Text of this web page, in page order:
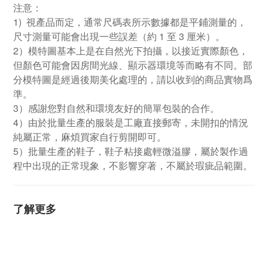
注意：
1) 視產品而定，通常尺碼表所示數據都是平鋪測量的，
尺寸測量可能會出現一些誤差（約 1 至 3 厘米）。
2）模特圖基本上是在自然光下拍攝，以接近實際顏色，
但顏色可能會因房間光線、顯示器環境等而略有不同。部
分模特圖是經過後期美化處理的，請以收到的商品實物爲
準。
3）感謝您對自然和環境友好的簡單包裝的合作。
4）由於批量生產的服裝是工廠直接郵寄，未開扣的情況
純屬正常，麻煩買家自行剪開即可。
5）批量生產的鞋子，鞋子粘接處輕微溢膠，屬於製作過
程中出現的正常現象，不影響穿著，不屬於瑕疵品範圍。
了解更多